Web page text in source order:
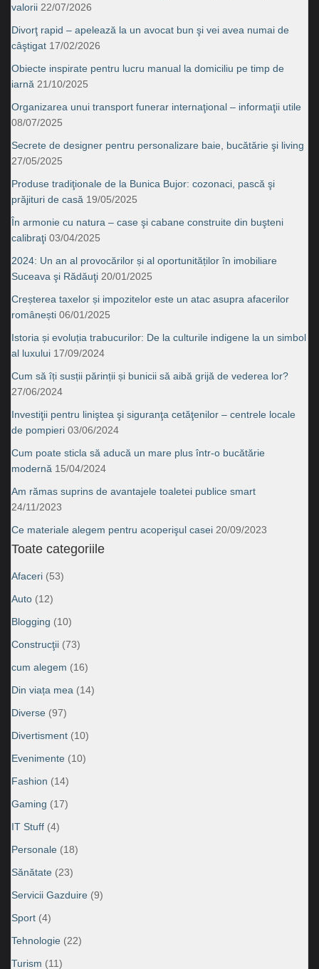
valorii 22/07/2026
Divorţ rapid – apelează la un avocat bun şi vei avea numai de
câştigat 17/02/2026
Obiecte inspirate pentru lucru manual la domiciliu pe timp de
iarnă 21/10/2025
Organizarea unui transport funerar internaţional – informaţii utile
08/07/2025
Secrete de designer pentru personalizare baie, bucătărie şi living
27/05/2025
Produse tradiţionale de la Bunica Bujor: cozonaci, pască şi
prăjituri de casă 19/05/2025
În armonie cu natura – case şi cabane construite din buşteni
calibraţi 03/04/2025
2024: Un an al provocărilor și al oportunităților în imobiliare
Suceava şi Rădăuţi 20/01/2025
Creșterea taxelor și impozitelor este un atac asupra afacerilor
românești 06/01/2025
Istoria și evoluția trabucurilor: De la culturile indigene la un simbol
al luxului 17/09/2024
Cum să îți susții părinții și bunicii să aibă grijă de vederea lor?
27/06/2024
Investiţii pentru liniştea şi siguranţa cetăţenilor – centrele locale
de pompieri 03/06/2024
Cum poate sticla să aducă un mare plus într-o bucătărie
modernă 15/04/2024
Am rămas suprins de avantajele toaletei publice smart
24/11/2023
Ce materiale alegem pentru acoperişul casei 20/09/2023
Toate categoriile
Afaceri (53)
Auto (12)
Blogging (10)
Construcţii (73)
cum alegem (16)
Din viața mea (14)
Diverse (97)
Divertisment (10)
Evenimente (10)
Fashion (14)
Gaming (17)
IT Stuff (4)
Personale (18)
Sănătate (23)
Servicii Gazduire (9)
Sport (4)
Tehnologie (22)
Turism (11)